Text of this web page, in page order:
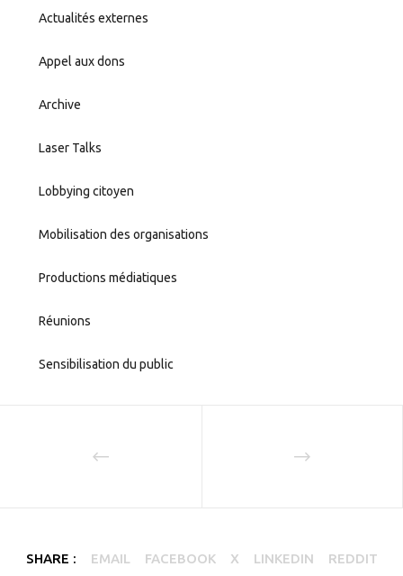
Actualités externes
Appel aux dons
Archive
Laser Talks
Lobbying citoyen
Mobilisation des organisations
Productions médiatiques
Réunions
Sensibilisation du public
SHARE : EMAIL FACEBOOK X LINKEDIN REDDIT